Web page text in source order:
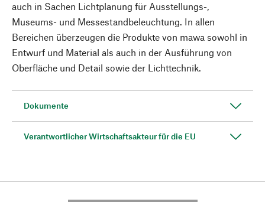
auch in Sachen Lichtplanung für Ausstellungs-,
Museums- und Messestandbeleuchtung. In allen
Bereichen überzeugen die Produkte von mawa sowohl in
Entwurf und Material als auch in der Ausführung von
Oberfläche und Detail sowie der Lichttechnik.
Dokumente
Verantwortlicher Wirtschaftsakteur für die EU